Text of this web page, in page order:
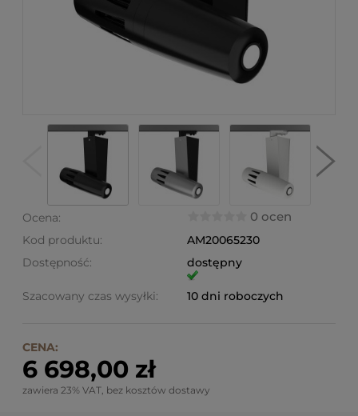
Ocena: 0 ocen
Kod produktu:
AM20065230
Dostępność:
dostępny
Szacowany czas wysyłki: 10 dni roboczych
CENA:
6 698,00 zł
zawiera 23% VAT, bez kosztów dostawy